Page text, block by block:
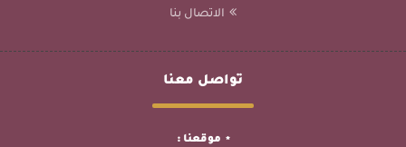
الاتصال بنا
تواصل معنا
موقعنا :